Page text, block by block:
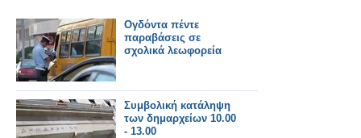
Ογδόντα πέντε
παραβάσεις σε
σχολικά λεωφορεία
Συμβολική κατάληψη
των δημαρχείων 10.00
- 13.00